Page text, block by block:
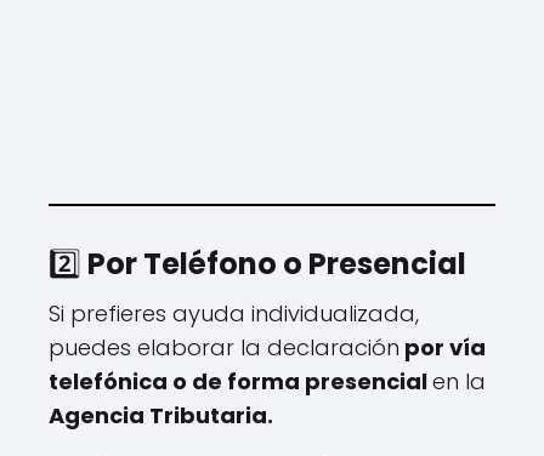
2️⃣ Por Teléfono o Presencial
Si prefieres ayuda individualizada,
puedes elaborar la declaración por vía
telefónica o de forma presencialen la
Agencia Tributaria.